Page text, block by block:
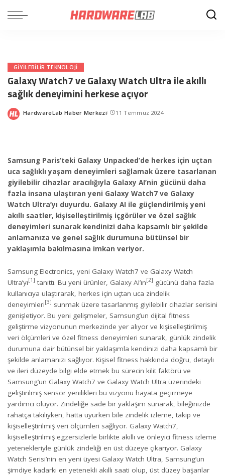
GIYILEBILIR TEKNOLOJI
Galaxy Watch7 ve Galaxy Watch Ultra ile akıllı
sağlık deneyimini herkese açıyor
Posted
HardwareLab Haber Merkezi 11 Temmuz 2024
Samsung Paris’teki Galaxy Unpacked’de herkes için uçtan
uca sağlıklı yaşam deneyimleri sağlamak üzere tasarlanan
giyilebilir cihazlar aracılığıyla Galaxy AI’nin gücünü daha
fazla insana ulaştıran yeni Galaxy Watch7 ve Galaxy
Watch Ultra’yı duyurdu. Galaxy AI ile güçlendirilmiş yeni
akıllı saatler, kişiselleştirilmiş içgörüler ve özel sağlık
deneyimleri sunarak kendinizi daha kapsamlı bir şekilde
anlamanıza ve genel sağlık durumuna bütünsel bir
yaklaşımla bakılmasına imkan veriyor.
Samsung Electronics, yeni Galaxy Watch7 ve Galaxy Watch
Ultra’yı[1] tanıttı. Bu yeni ürünler, Galaxy AI’ın[2] gücünü daha fazla
kullanıcıya ulaştırarak, herkes için uçtan uca zindelik
deneyimleri[3] sunmak üzere tasarlanmış giyilebilir cihazlar serisini
genişletiyor. Bu yeni gelişmeler, Samsung’un dijital fitness
geliştirme vizyonunun merkezinde yer alıyor ve kişiselleştirilmiş
veri ölçümleri ve özel fitness deneyimleri sunarak, günlük zindelik
durumuna dair bütünsel bir yaklaşımla kendinizi daha kapsamlı bir
şekilde anlamanızı sağlıyor. Kişisel fitness hakkında doğru, detaylı
ve ileri düzeyde bilgi elde etmek bu sürecin kilit faktörü ve
Samsung’un Galaxy Watch7 ve Galaxy Watch Ultra üzerindeki
geliştirilmiş sensör yenilikleri bu vizyonu hayata geçirmeye
yardımcı oluyor. Zindeliğe sade bir yaklaşım sunarak, bileğinizde
rahatça takılıyken, hatta uyurken bile zindelik izleme, takip ve
kişiselleştirilmiş veri ölçümleri sağlıyor. Galaxy Watch7,
kişiselleştirilmiş egzersizlerle birlikte akıllı ve önleyici fitness izleme
yetenekleriyle günlük zindeliği en üst düzeye çıkarıyor. Galaxy
Watch Serisi’nin en yeni üyesi Galaxy Watch Ultra, Samsung’un
şimdiye kadarki en yetenekli akıllı saati olup, üst düzey başarılar